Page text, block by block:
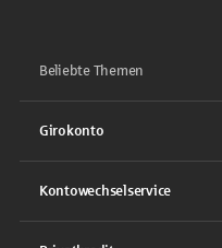
Beliebte Themen
Girokonto
Kontowechselservice